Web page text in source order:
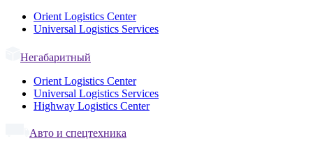
Orient Logistics Center
Universal Logistics Services
Негабаритный
Orient Logistics Center
Universal Logistics Services
Highway Logistics Center
Авто и спецтехника